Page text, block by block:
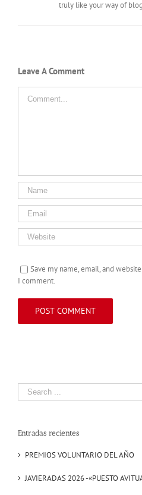
truly like your way of
Leave A Comment
Save my name, email, and
I comment.
Search
for:
Entradas recientes
PREMIOS VOLUNTARIO DEL AÑO
JAVIERADAS 2026 -«PUESTO